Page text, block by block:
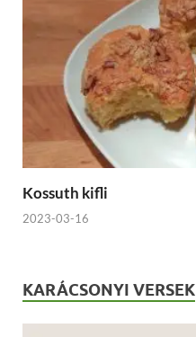
Kossuth kifli
2023-03-16
KARÁCSONYI VERSEK